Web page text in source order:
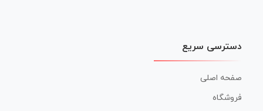
دسترسی سریع
صفحه اصلی
فروشگاه